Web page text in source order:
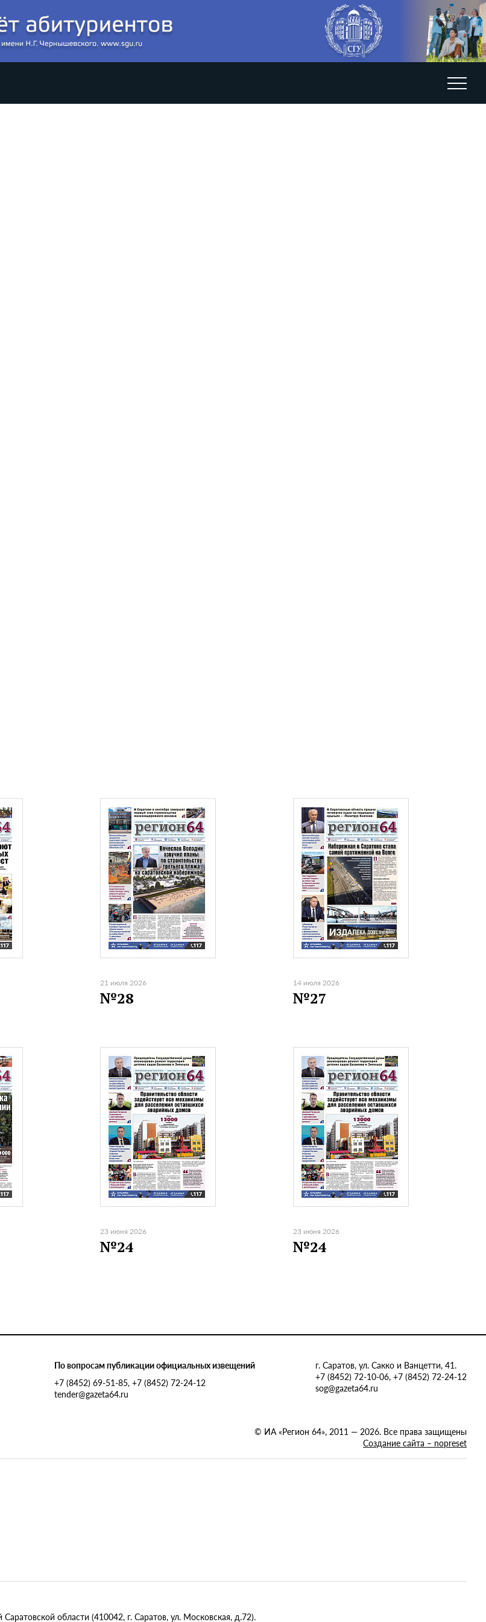
21 июля 2026
№28
14 июля 2026
№27
23 июня 2026
№24
23 июня 2026
№24
По вопросам публикации официальных извещений
+7 (8452) 69-51-85, +7 (8452) 72-24-12
tender@gazeta64.ru
г. Саратов, ул. Сакко и Ванцетти, 41.
+7 (8452) 72-10-06, +7 (8452) 72-24-12
sog@gazeta64.ru
© ИА «Регион 64», 2011 — 2026. Все права защищены
Создание сайта – nopreset
области (410042, г. Саратов, ул. Московская, д.72).